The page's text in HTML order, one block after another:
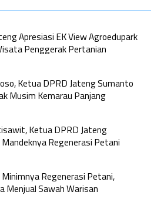
Apresiasi EK View Agroedupark
Penggerak Pertanian
Ketua DPRD Jateng Sumanto
Musim Kemarau Panjang
Ketua DPRD Jateng
Regenerasi Petani
Regenerasi Petani,
Menjual Sawah Warisan